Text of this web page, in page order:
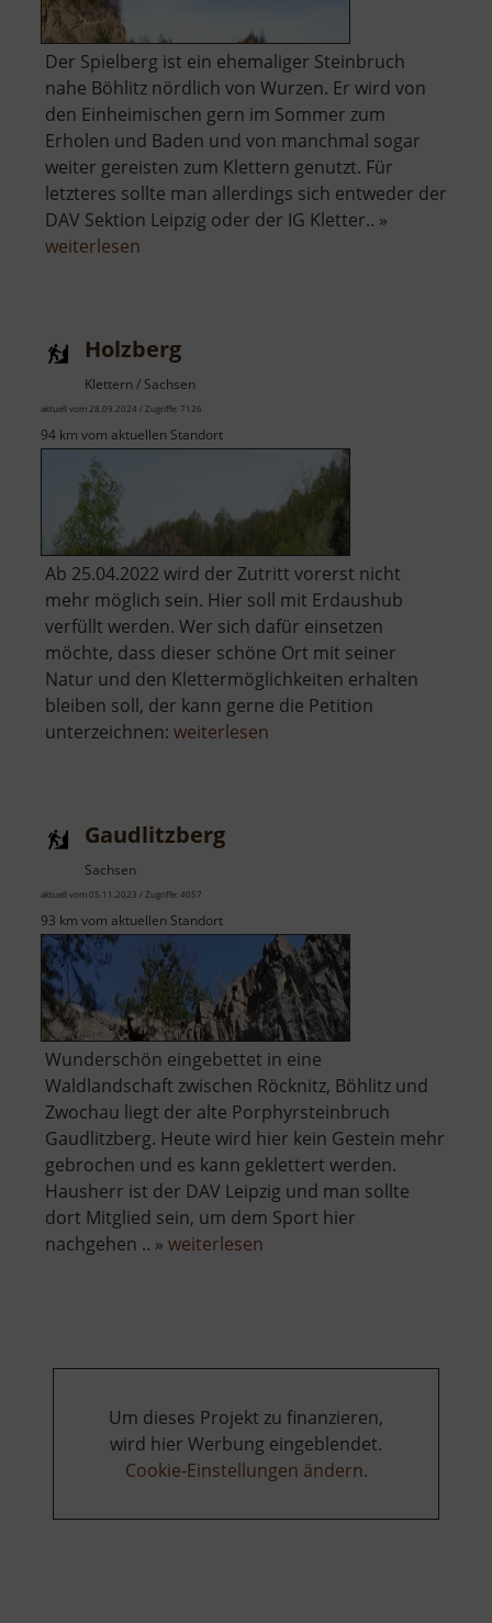
Der Spielberg ist ein ehemaliger Steinbruch
nahe Böhlitz nördlich von Wurzen. Er wird von
den Einheimischen gern im Sommer zum
Erholen und Baden und von manchmal sogar
weiter gereisten zum Klettern genutzt. Für
letzteres sollte man allerdings sich entweder der
DAV Sektion Leipzig oder der IG Kletter.. »
weiterlesen
Holzberg
Klettern / Sachsen
aktuell vom 28.09.2024 / Zugriffe: 7126
94 km vom aktuellen Standort
Ab 25.04.2022 wird der Zutritt vorerst nicht
mehr möglich sein. Hier soll mit Erdaushub
verfüllt werden. Wer sich dafür einsetzen
möchte, dass dieser schöne Ort mit seiner
Natur und den Klettermöglichkeiten erhalten
bleiben soll, der kann gerne die Petition
unterzeichnen: weiterlesen
Gaudlitzberg
Sachsen
aktuell vom 05.11.2023 / Zugriffe: 4057
93 km vom aktuellen Standort
Wunderschön eingebettet in eine
Waldlandschaft zwischen Röcknitz, Böhlitz und
Zwochau liegt der alte Porphyrsteinbruch
Gaudlitzberg. Heute wird hier kein Gestein mehr
gebrochen und es kann geklettert werden.
Hausherr ist der DAV Leipzig und man sollte
dort Mitglied sein, um dem Sport hier
nachgehen .. » weiterlesen
Um dieses Projekt zu finanzieren,
wird hier Werbung eingeblendet.
Cookie-Einstellungen ändern.